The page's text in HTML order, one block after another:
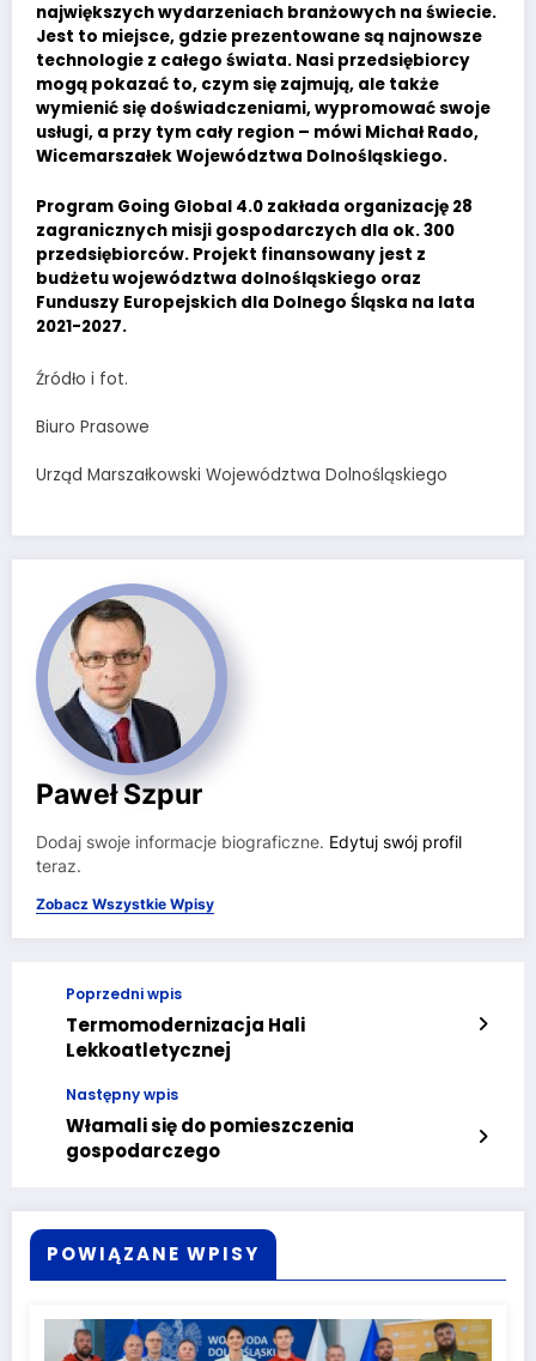
największych wydarzeniach branżowych na świecie.
Jest to miejsce, gdzie prezentowane są najnowsze
technologie z całego świata. Nasi przedsiębiorcy
mogą pokazać to, czym się zajmują, ale także
wymienić się doświadczeniami, wypromować swoje
usługi, a przy tym cały region – mówi Michał Rado,
Wicemarszałek Województwa Dolnośląskiego.
Program Going Global 4.0 zakłada organizację 28
zagranicznych misji gospodarczych dla ok. 300
przedsiębiorców. Projekt finansowany jest z
budżetu województwa dolnośląskiego oraz
Funduszy Europejskich dla Dolnego Śląska na lata
2021-2027.
Źródło i fot.
Biuro Prasowe
Urząd Marszałkowski Województwa Dolnośląskiego
Paweł Szpur
Dodaj swoje informacje biograficzne. Edytuj swój profil
teraz.
Zobacz Wszystkie Wpisy
Poprzedni wpis
Termomodernizacja Hali
Lekkoatletycznej
Następny wpis
Włamali się do pomieszczenia
gospodarczego
POWIĄZANE WPISY